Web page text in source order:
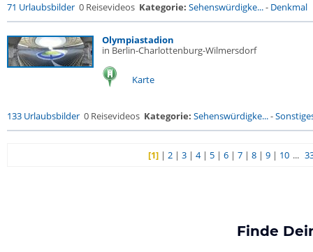
71 Urlaubsbilder 0 Reisevideos Kategorie: Sehenswürdigke...- Denkmal
Olympiastadion
in Berlin-Charlottenburg-Wilmersdorf
Karte
133 Urlaubsbilder 0 Reisevideos Kategorie: Sehenswürdigke...-
[1]| 2| 3| 4| 5| 6| 7| 8| 9| 10 ...
Finde